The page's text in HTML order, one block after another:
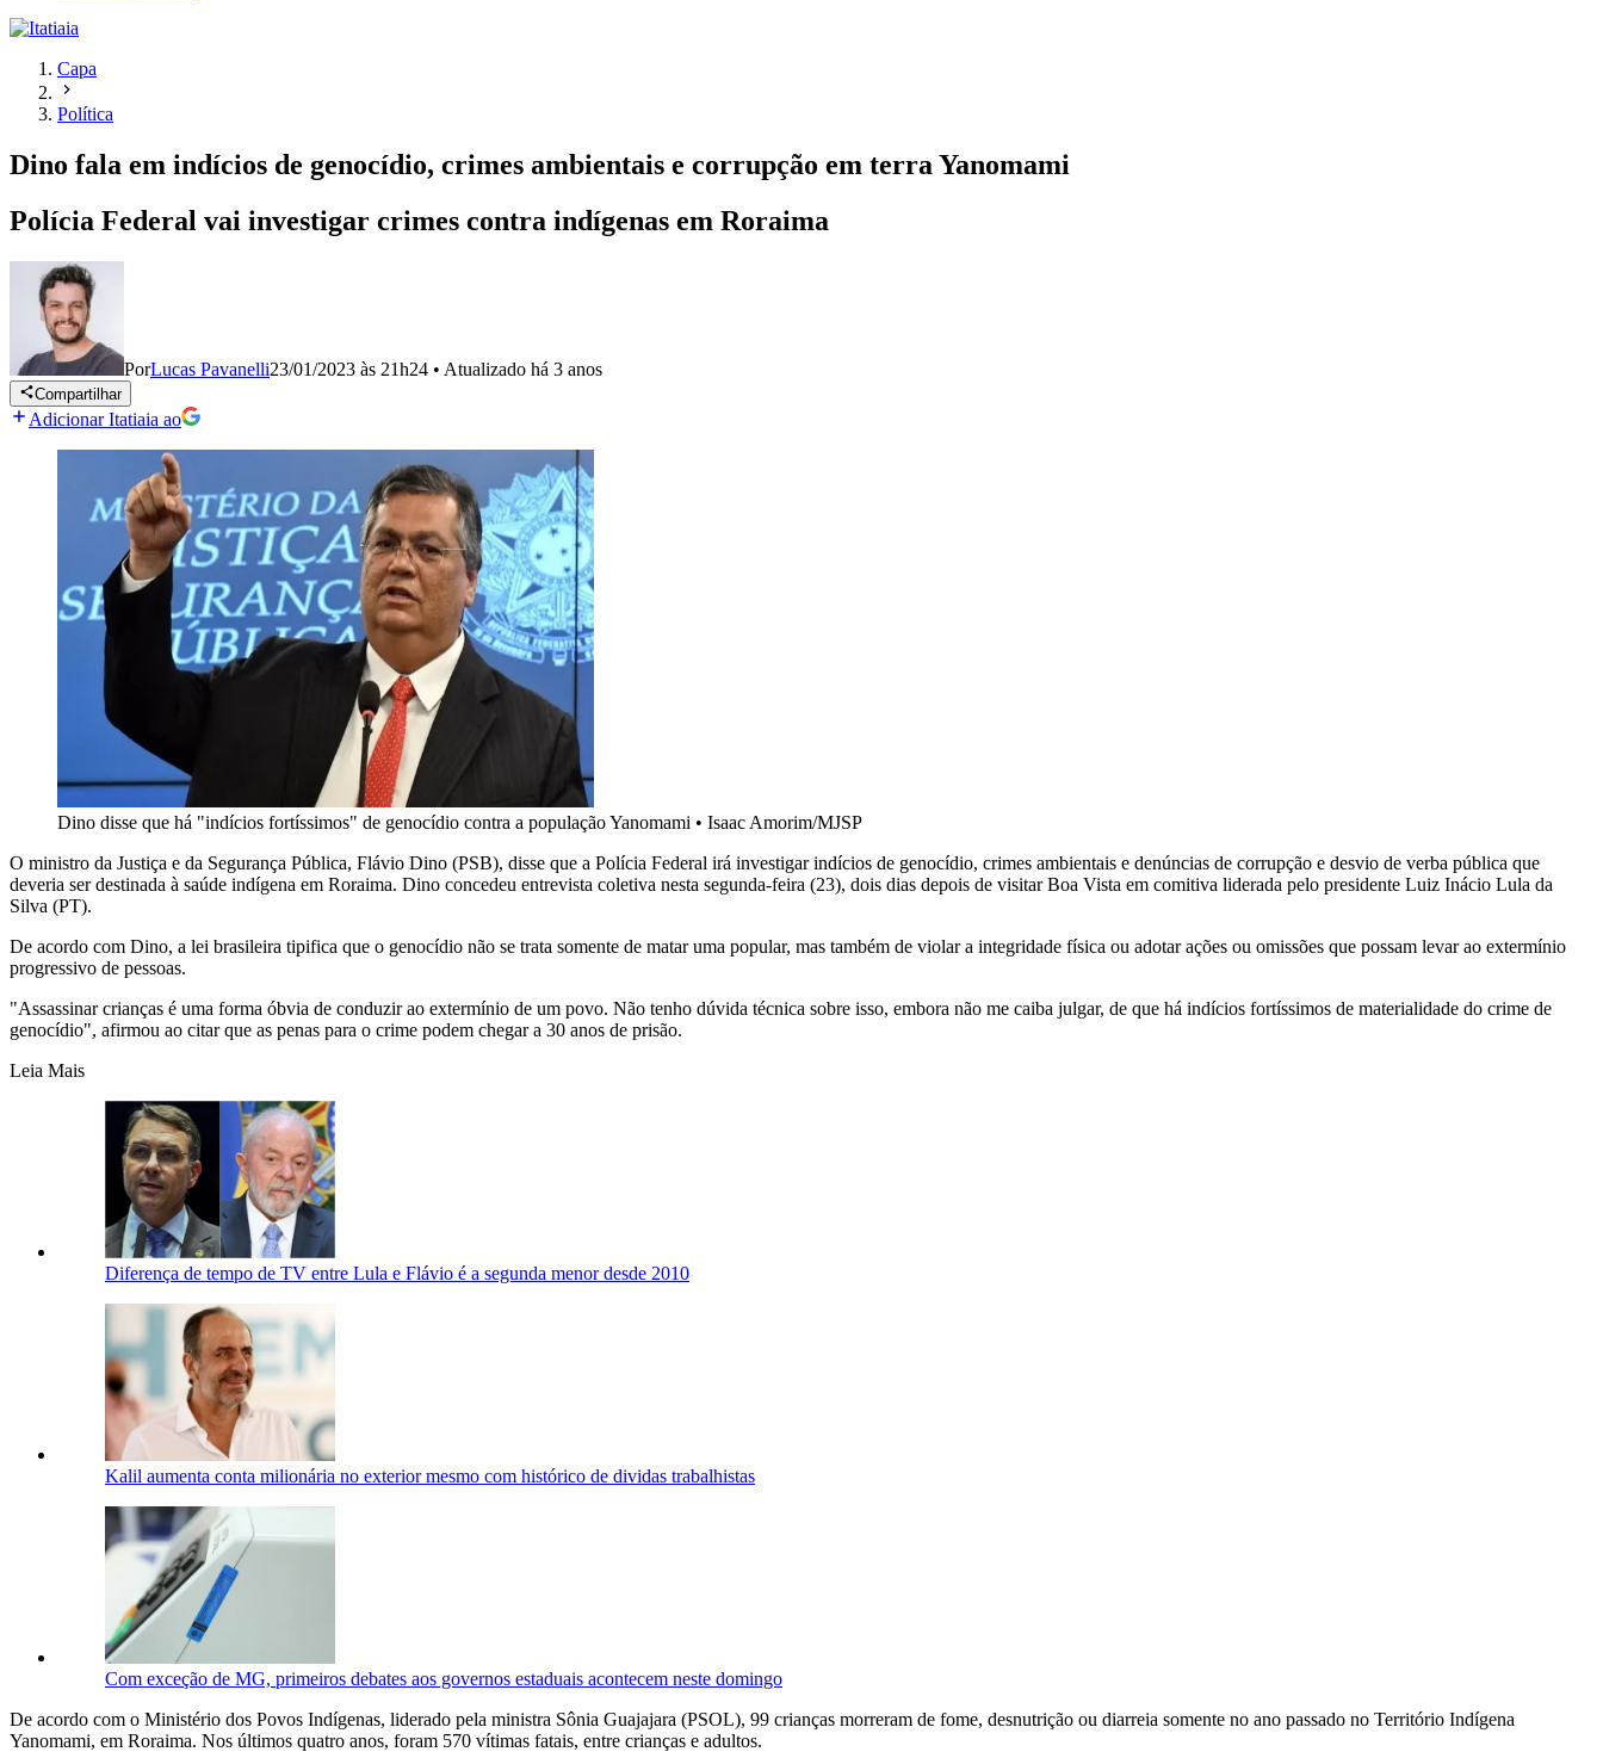
Capa
Política
Dino fala em indícios de genocídio, crimes ambientais e corrupção em terra Yanomami
Polícia Federal vai investigar crimes contra indígenas em Roraima
PorLucas Pavanelli23/01/2023 às 21h24 • Atualizado há 3 anos
Compartilhar
Adicionar Itatiaia ao
Dino disse que há "indícios fortíssimos" de genocídio contra a população Yanomami • Isaac Amorim/MJSP
O ministro da Justiça e da Segurança Pública, Flávio Dino (PSB), disse que a Polícia Federal irá investigar indícios de genocídio, crimes ambientais e denúncias de corrupção e desvio de verba pública que
deveria ser destinada à saúde indígena em Roraima. Dino concedeu entrevista coletiva nesta segunda-feira (23), dois dias depois de visitar Boa Vista em comitiva liderada pelo presidente Luiz Inácio Lula da
Silva (PT).
De acordo com Dino, a lei brasileira tipifica que o genocídio não se trata somente de matar uma popular, mas também de violar a integridade física ou adotar ações ou omissões que possam levar ao extermínio
progressivo de pessoas.
"Assassinar crianças é uma forma óbvia de conduzir ao extermínio de um povo. Não tenho dúvida técnica sobre isso, embora não me caiba julgar, de que há indícios fortíssimos de materialidade do crime de
genocídio", afirmou ao citar que as penas para o crime podem chegar a 30 anos de prisão.
Leia Mais
Diferença de tempo de TV entre Lula e Flávio é a segunda menor desde 2010
Kalil aumenta conta milionária no exterior mesmo com histórico de dividas trabalhistas
Com exceção de MG, primeiros debates aos governos estaduais acontecem neste domingo
De acordo com o Ministério dos Povos Indígenas, liderado pela ministra Sônia Guajajara (PSOL), 99 crianças morreram de fome, desnutrição ou diarreia somente no ano passado no Território Indígena
Yanomami, em Roraima. Nos últimos quatro anos, foram 570 vítimas fatais, entre crianças e adultos.